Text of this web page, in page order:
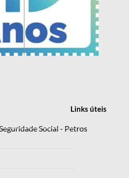
Linksúteis
Social - Petros